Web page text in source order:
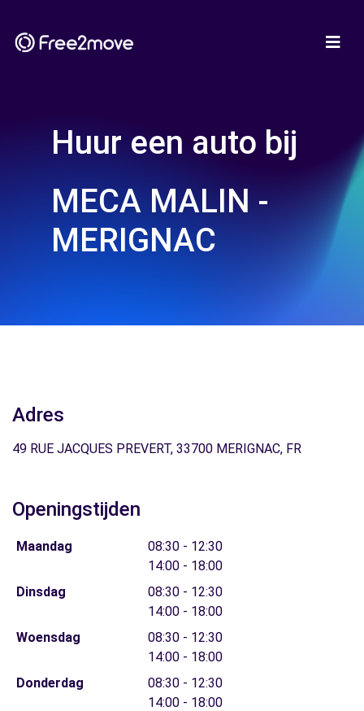
Huur een auto bij
MECA MALIN -
MERIGNAC
Adres
49 RUE JACQUES PREVERT, 33700 MERIGNAC, FR
Openingstijden
Maandag
08:30 - 12:30
14:00 - 18:00
Dinsdag
08:30 - 12:30
14:00 - 18:00
Woensdag
08:30 - 12:30
14:00 - 18:00
Donderdag
08:30 - 12:30
14:00 - 18:00